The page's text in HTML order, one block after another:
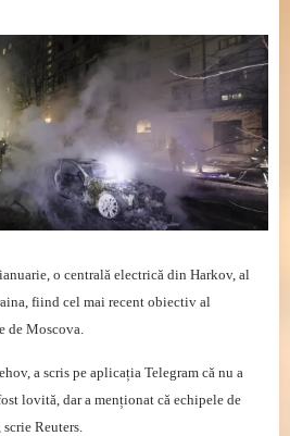
o centrală electrică din Harkov, al
fiind cel mai recent obiectiv al
de Moscova.
a scris pe aplicația Telegram că nu a
lovită, dar a menționat că echipele de
Reuters.